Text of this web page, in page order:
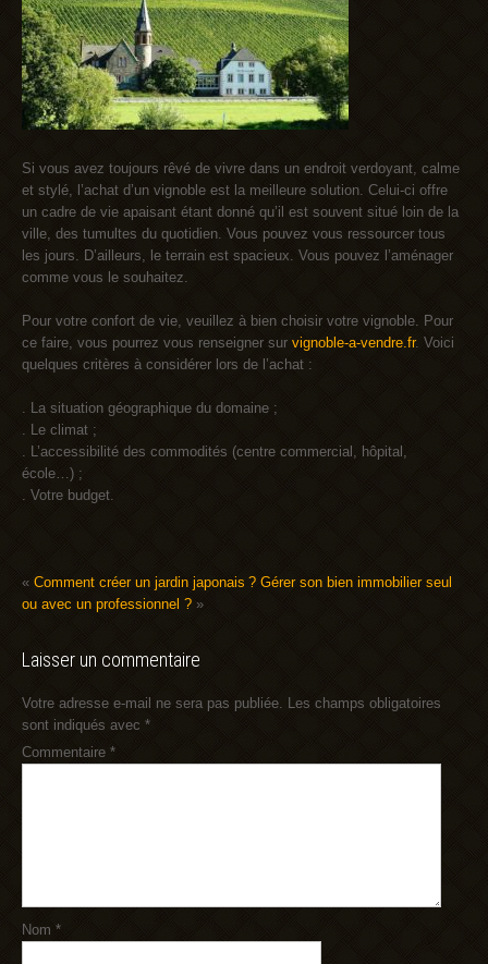
Si vous avez toujours rêvé de vivre dans un endroit verdoyant, calme
et stylé, l’achat d’un vignoble est la meilleure solution. Celui-ci offre
un cadre de vie apaisant étant donné qu’il est souvent situé loin de la
ville, des tumultes du quotidien. Vous pouvez vous ressourcer tous
les jours. D’ailleurs, le terrain est spacieux. Vous pouvez l’aménager
comme vous le souhaitez.
Pour votre confort de vie, veuillez à bien choisir votre vignoble. Pour
ce faire, vous pourrez vous renseigner sur vignoble-a-vendre.fr. Voici
quelques critères à considérer lors de l’achat :
. La situation géographique du domaine ;
. Le climat ;
. L’accessibilité des commodités (centre commercial, hôpital,
école…) ;
. Votre budget.
« Comment créer un jardin japonais ? Gérer son bien immobilier seul
ou avec un professionnel ? »
Laisser un commentaire
Votre adresse e-mail ne sera pas publiée.
Les champs obligatoires
sont indiqués avec *
Commentaire *
Nom *